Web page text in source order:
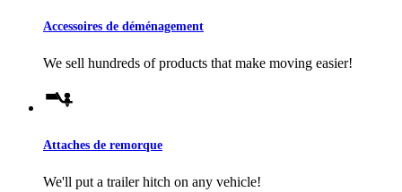
Accessoires de déménagement
We sell hundreds of products that make moving easier!
Attaches de remorque
We'll put a trailer hitch on any vehicle!